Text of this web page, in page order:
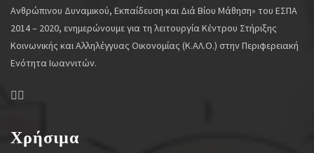
Ανθρώπινου Δυναμικού, Εκπαίδευση και Διά Βίου Μάθηση» του ΕΣΠΑ
2014 – 2020, ενημερώνουμε για τη λειτουργία Κέντρου Στήριξης
Κοινωνικής και Αλληλέγγυας Οικονομίας (Κ.ΑΛ.Ο.) στην Περιφερειακή
Ενότητα Ιωαννιτών.
Χρήσιμα